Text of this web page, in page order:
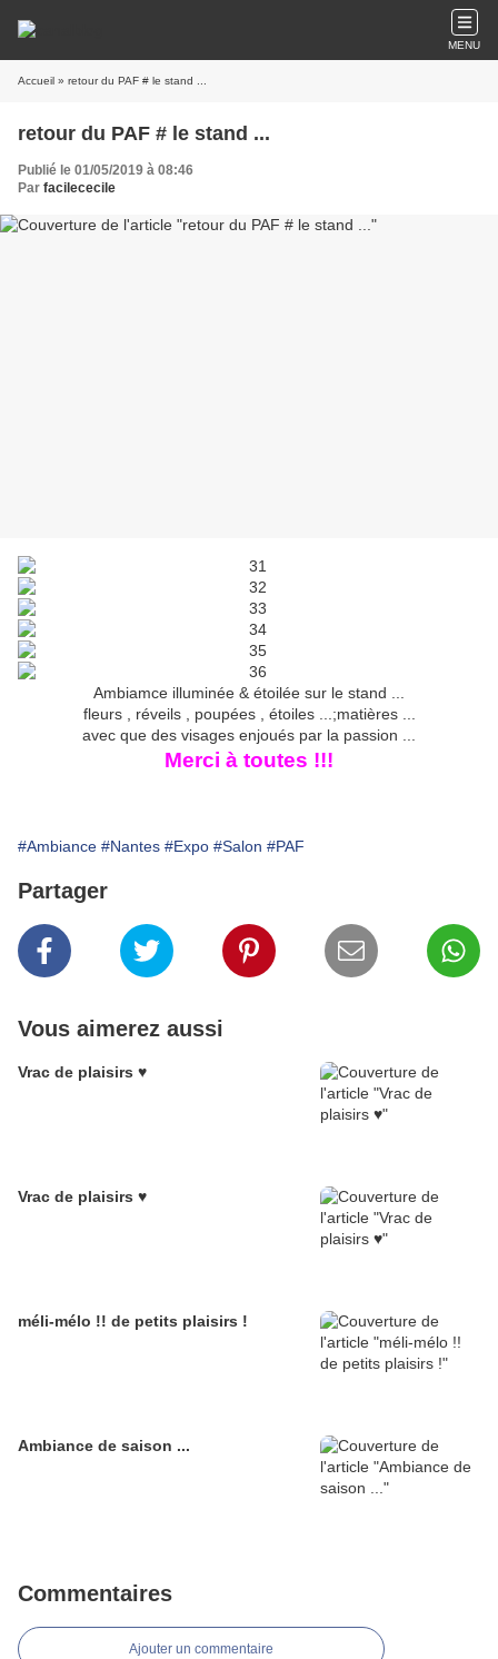
MENU
Accueil » retour du PAF # le stand ...
retour du PAF # le stand ...
Publié le 01/05/2019 à 08:46
Par facilececile
Ambiamce illuminée & étoilée sur le stand ...
fleurs , réveils , poupées , étoiles ...;matières ...
avec que des visages enjoués par la passion ...
Merci à toutes !!!
#Ambiance #Nantes #Expo #Salon #PAF
Partager
Vous aimerez aussi
Vrac de plaisirs ♥
Vrac de plaisirs ♥
méli-mélo !! de petits plaisirs !
Ambiance de saison ...
Commentaires
Ajouter un commentaire